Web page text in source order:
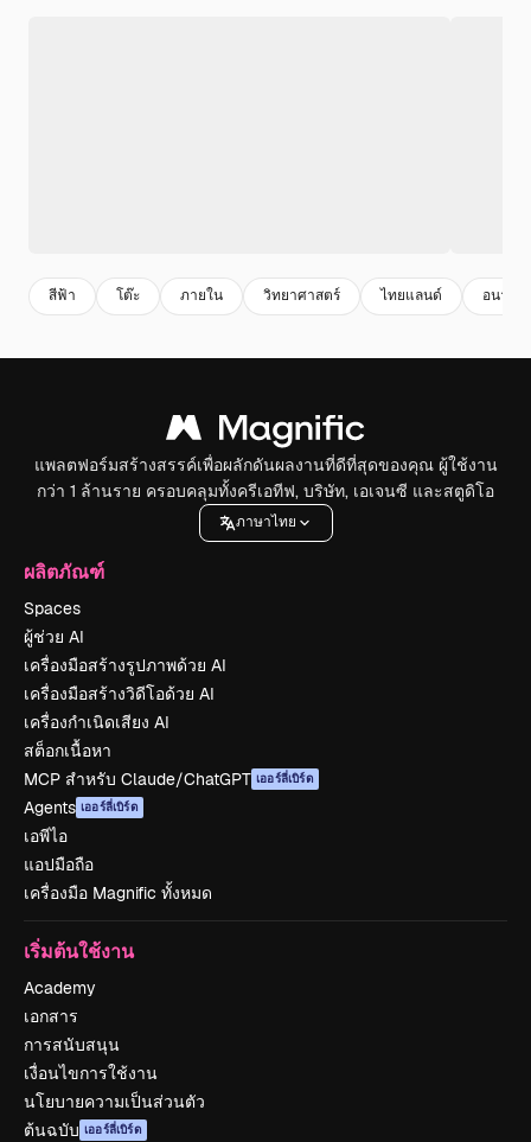
สีฟ้า โต๊ะ ภายใน วิทยาศาสตร์ ไทยแลนด์ อนาคต
แพลตฟอร์มสร้างสรรค์เพื่อผลักดันผลงานที่ดีที่สุดของคุณ ผู้ใช้งาน
กว่า 1 ล้านราย ครอบคลุมทั้งครีเอทีฟ, บริษัท, เอเจนซี และสตูดิโอ
ภาษาไทย
ผลิตภัณฑ์
Spaces
ผู้ช่วย AI
เครื่องมือสร้างรูปภาพด้วย AI
เครื่องมือสร้างวิดีโอด้วย AI
เครื่องกำเนิดเสียง AI
สต็อกเนื้อหา
MCP สำหรับ Claude/ChatGPT เออร์ลี่เบิร์ด
Agents เออร์ลี่เบิร์ด
เอพีไอ
แอปมือถือ
เครื่องมือ Magnific ทั้งหมด
เริ่มต้นใช้งาน
Academy
เอกสาร
การสนับสนุน
เงื่อนไขการใช้งาน
นโยบายความเป็นส่วนตัว
ต้นฉบับ เออร์ลี่เบิร์ด